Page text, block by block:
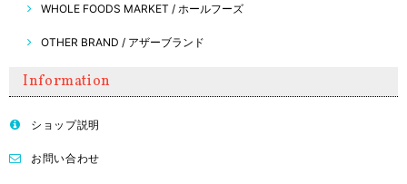
WHOLE FOODS MARKET / ホールフーズ
OTHER BRAND / アザーブランド
Information
ショップ説明
お問い合わせ